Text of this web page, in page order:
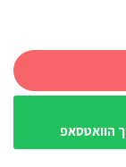
הוואטסאפ